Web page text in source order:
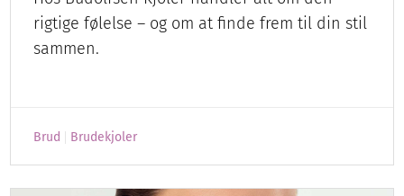
rigtige følelse – og om at finde frem til din stil
sammen.
Brud Brudekjoler